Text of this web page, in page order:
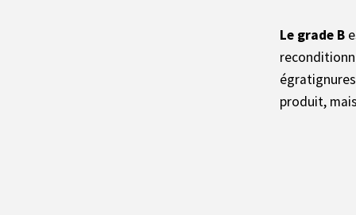
Le grade B
produit,